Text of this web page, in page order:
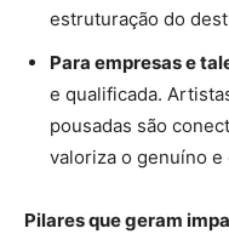
estruturação do
Para empresas e
e qualificada.
pousadas são
valoriza o genuíno e
Pilares que geram